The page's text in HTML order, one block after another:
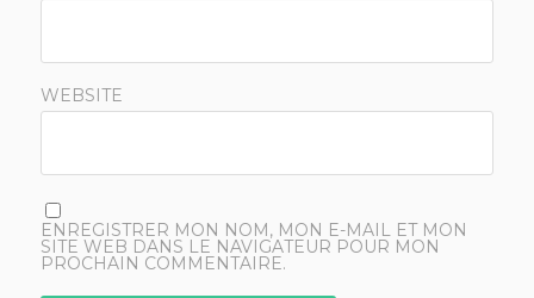
WEBSITE
ENREGISTRER MON NOM, MON E-MAIL ET MON
SITE WEB DANS LE NAVIGATEUR POUR MON
PROCHAIN COMMENTAIRE.